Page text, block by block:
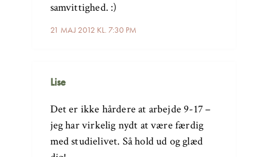
21 MAJ 2012 KL. 7:30 PM
samvittighed. :)
Lise
Det er ikke hårdere at arbejde 9-17 –
jeg har virkelig nydt at være færdig
med studielivet. Så hold ud og glæd